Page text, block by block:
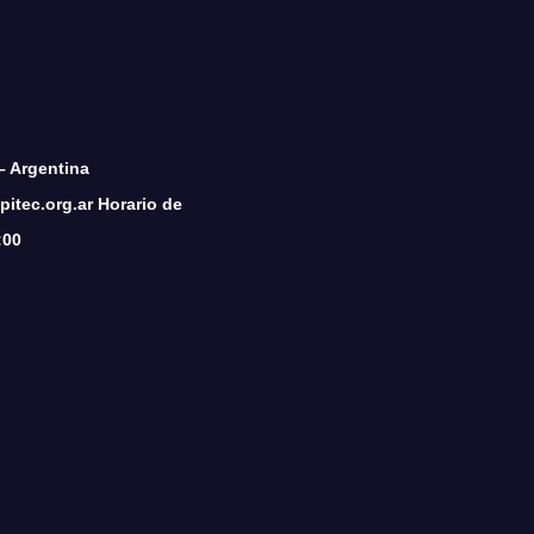
Argentina
Horario de